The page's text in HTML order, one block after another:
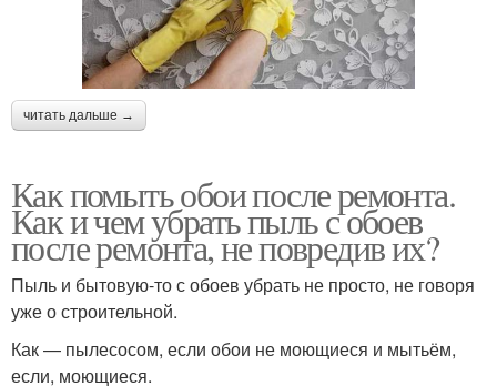
читать дальше →
Как помыть обои после ремонта.
Как и чем убрать пыль с обоев
после ремонта, не повредив их?
Пыль и бытовую-то с обоев убрать не просто, не говоря
уже о строительной.
Как — пылесосом, если обои не моющиеся и мытьём,
если, моющиеся.